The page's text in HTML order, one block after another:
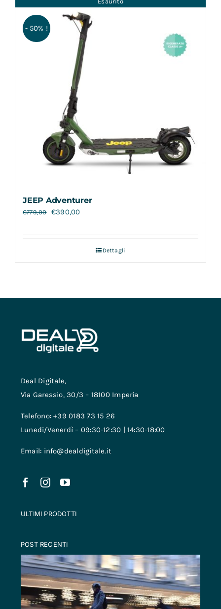
- 50% !
JEEP Adventurer
€779,00 €390,00
Dettagli
Deal Digitale,
Via Garessio, 30/3 – 18100 Imperia
Telefono: +39 0183 73 15 26
Lunedi/Venerdì – 09:30-12:30 | 14:30-18:00
Email: info@dealdigitale.it
ULTIMI PRODOTTI
POST RECENTI